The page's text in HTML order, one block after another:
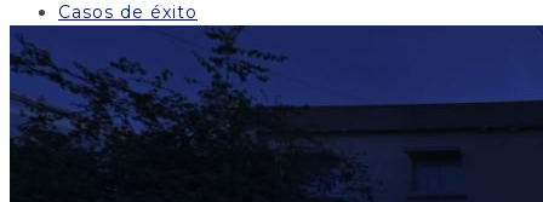
Casos de éxito
Novedades
Mesa de ayuda